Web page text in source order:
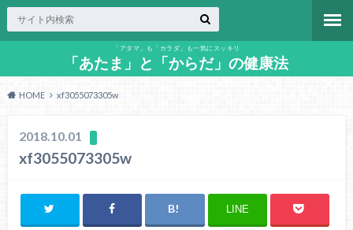
「アタマ」も「カラダ」も一気にスッキリ
「あたま」と「からだ」の健康法
HOME xf3055073305w
2018.10.01
xf3055073305w
LINE